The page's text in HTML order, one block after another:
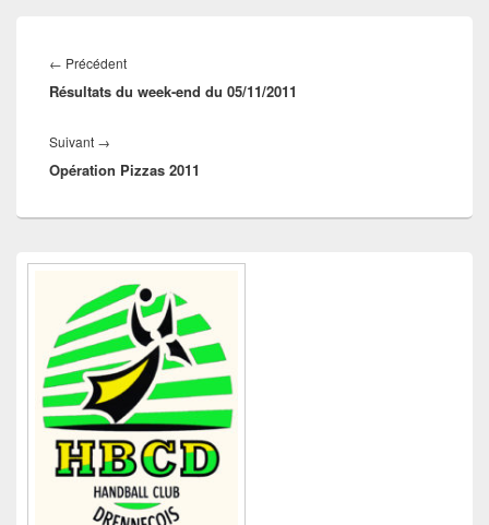
de
l’article
← PrécédentArticle
précédent :
Résultats du week-end du 05/11/2011
Suivant →
suivant :
Opération Pizzas 2011
Zone
barre
latérale